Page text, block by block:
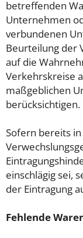
betreffenden
Unternehmen
verbundenen
Beurteilung der
auf die
Verkehrskreise
maßgeblichen
berücksichtigen.
Sofern bereits
einschlägig sei,
der Eintragung
Fehlende